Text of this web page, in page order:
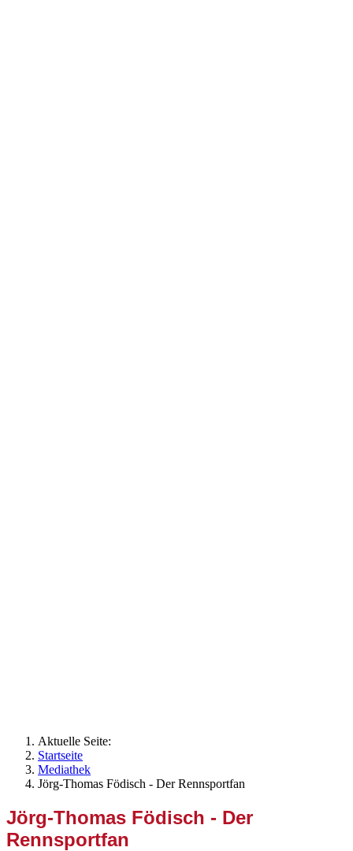
Aktuelle Seite:
Startseite
Mediathek
Jörg-Thomas Födisch - Der Rennsportfan
Jörg-Thomas Födisch - Der
Rennsportfan